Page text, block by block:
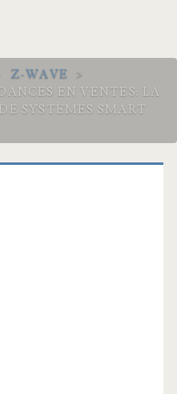
Z-WAVE
>
EN VENTES: LA
SYSTÈMES SMART